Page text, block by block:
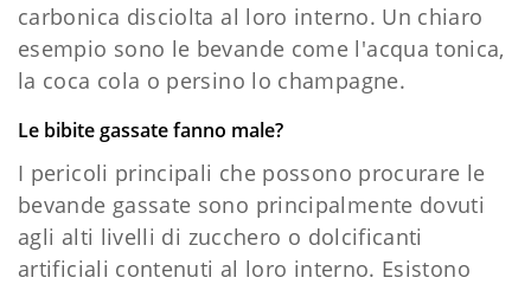
carbonica disciolta al loro interno. Un chiaro
esempio sono le bevande come l'acqua tonica,
la coca cola o persino lo champagne.
Le bibite gassate fanno male?
I pericoli principali che possono procurare le
bevande gassate sono principalmente dovuti
agli alti livelli di zucchero o dolcificanti
artificiali contenuti al loro interno. Esistono